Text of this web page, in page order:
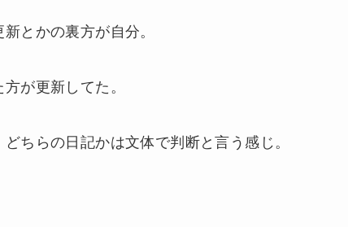
とかの裏方が自分。
が更新してた。
ちらの日記かは文体で判断と言う感じ。